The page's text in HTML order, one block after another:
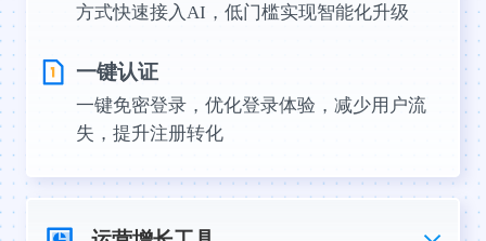
方式快速接入AI，低门槛实现智能化升级
一键认证
一键免密登录，优化登录体验，减少用户流
失，提升注册转化